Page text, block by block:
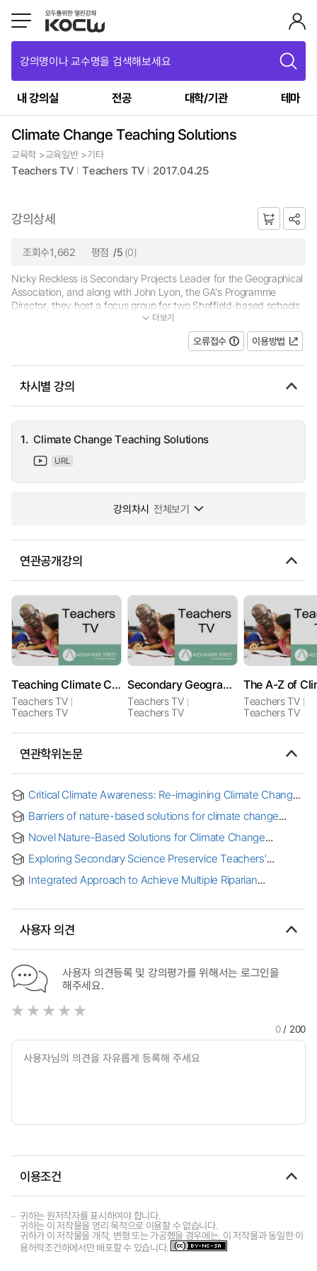
강의명이나 교수명을 검색해보세요
내 강의실 전공 대학/기관 테마
Climate Change Teaching Solutions
교육학 >교육일반 >기타
Teachers TV Teachers TV 2017.04.25
강의상세
조회수1,662 평점 /5 (0)
Nicky Reckless is Secondary Projects Leader for the Geographical
Association, and along with John Lyon, the GA's Programme
Director, they host a focus group for two Sheffield-based schools
in order to work out the best ways of teaching cli...
더보기
오류접수 이용방법
차시별 강의
1. Climate Change Teaching Solutions
URL
강의차시 전체보기
연관공개강의
Teaching Climate Change
Teachers TV
Teachers TV
Secondary Geography: Climate Change
Teachers TV
Teachers TV
Teachers TV
Teachers TV
연관학위논문
Critical Climate Awareness: Re-imagining Climate Change
Barriers of nature-based solutions for climate change
Novel Nature-Based Solutions for Climate Change
Community Perception and Everyday Landscape
Experiences
Exploring Secondary Science Preservice Teachers'
Integrated Approach to Achieve Multiple Riparian
사용자 의견
사용자 의견등록 및 강의평가를 위해서는 로그인을
해주세요.
0/ 200
이용조건
귀하는 원저작자를 표시하여야 합니다.
귀하는 이 저작물을 영리 목적으로 이용할 수 없습니다.
귀하가 이 저작물을 개작, 변형 또는 가공했을 경우에는, 이 저작물과 동일한 이
용허락조건하에서만 배포할 수 있습니다.